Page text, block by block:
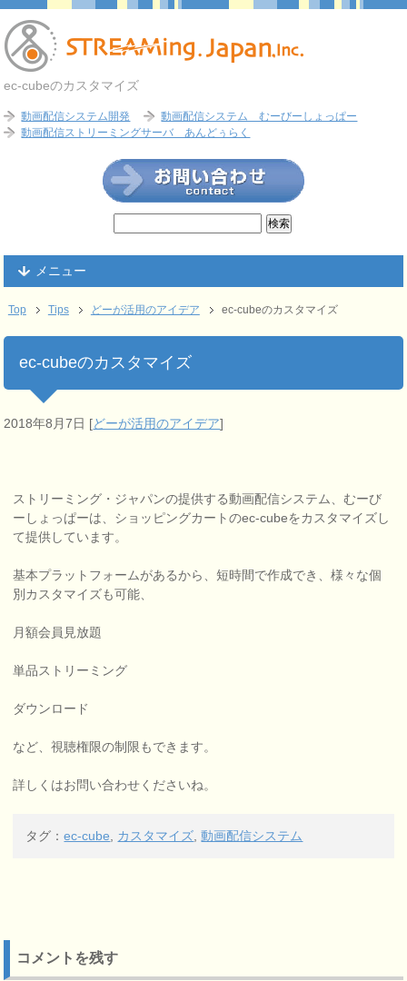
ec-cubeのカスタマイズ
動画配信システム開発
動画配信システム むーびーしょっぱー
動画配信ストリーミングサーバ あんどぅらく
メニュー
Top Tips どーが活用のアイデア ec-cubeのカスタマイズ
ec-cubeのカスタマイズ
2018年8月7日 [どーが活用のアイデア]
ストリーミング・ジャパンの提供する動画配信システム、むーび
ーしょっぱーは、ショッピングカートのec-cubeをカスタマイズし
て提供しています。
基本プラットフォームがあるから、短時間で作成でき、様々な個
別カスタマイズも可能、
月額会員見放題
単品ストリーミング
ダウンロード
など、視聴権限の制限もできます。
詳しくはお問い合わせくださいね。
タグ：ec-cube, カスタマイズ,動画配信システム
コメントを残す